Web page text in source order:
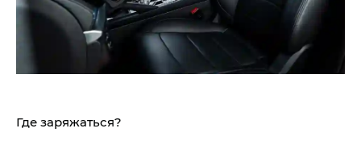
Где заряжаться?